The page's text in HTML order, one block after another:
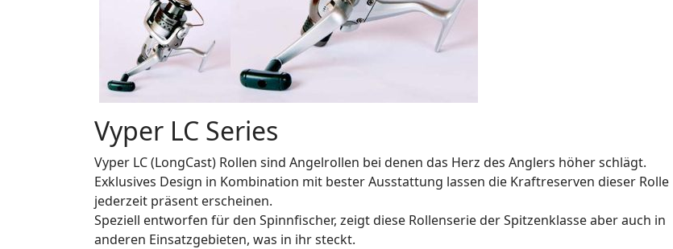
Vyper LC Series
Vyper LC (LongCast) Rollen sind Angelrollen bei denen das Herz des Anglers höher schlägt.
Exklusives Design in Kombination mit bester Ausstattung lassen die Kraftreserven dieser Rolle
jederzeit präsent erscheinen.
Speziell entworfen für den Spinnfischer, zeigt diese Rollenserie der Spitzenklasse aber auch in
anderen Einsatzgebieten, was in ihr steckt.